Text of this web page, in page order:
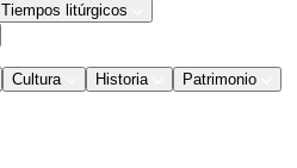
Tiempos litúrgicos
Cultura Historia
Patrimonio